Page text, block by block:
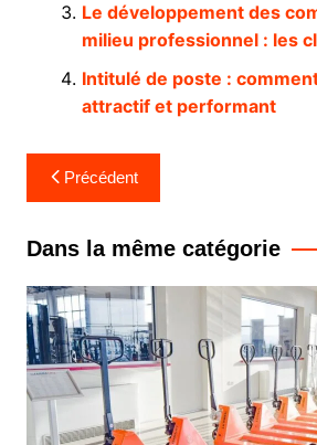
Le développement des
milieu professionnel : les
Intitulé de poste :
attractif et performant
Navigation
de
l’article
Précédent
Dans la même catégorie